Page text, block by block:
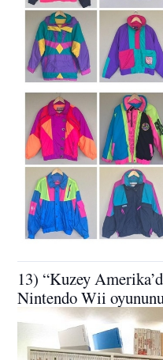
13) “Kuzey
Nintendo Wii